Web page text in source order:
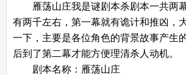
雁荡山庄我是谜剧本杀剧本一共两
有两千左右，第一幕就有诡计和推凶，
一下，主要是各位角色的背景故事产生
后到了第二幕才能方便理清杀人动机。
剧本名称：雁荡山庄